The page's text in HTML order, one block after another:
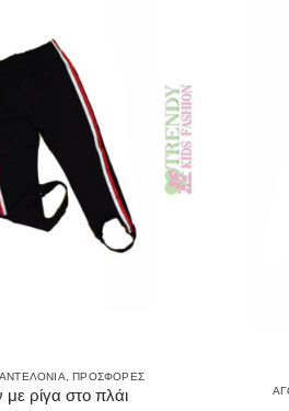
,ΠΡΟΣΦΟΡΈΣ
με ρίγα στο πλάι